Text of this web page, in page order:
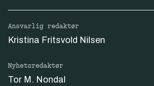
Ansvarlig redaktør
Kristina Fritsvold Nilsen
Nyhetsredaktør
Tor M. Nondal